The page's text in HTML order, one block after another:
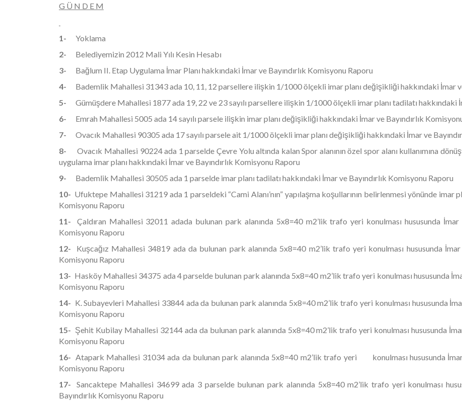
G Ü N D E M
1- Yoklama
2- Belediyemizin 2012 Mali Yılı Kesin Hesabı
3- Bağlum II. Etap Uygulama İmar Planı hakkındaki İmar ve Bayındırlık Komisyonu Raporu
4- Bademlik Mahallesi 31343 ada 10, 11, 12 parsellere ilişkin 1/1000 ölçekli imar planı değişikliği hakkındaki İmar
5- Gümüşdere Mahallesi 1877 ada 19, 22 ve 23 sayılı parsellere ilişkin 1/1000 ölçekli imar planı tadilatı hakkındaki
6- Emrah Mahallesi 5005 ada 14 sayılı parsele ilişkin imar planı değişikliği hakkındaki İmar ve Bayındırlık
7- Ovacık Mahallesi 90305 ada 17 sayılı parsele ait 1/1000 ölçekli imar planı değişikliği hakkındaki İmar ve
8-Ovacık Mahallesi 90224 ada 1 parselde Çevre Yolu altında kalan Spor alanının özel spor alanı kullanımına
uygulama imar planı hakkındaki İmar ve Bayındırlık Komisyonu Raporu
9- Bademlik Mahallesi 30505 ada 1 parselde imar planı tadilatı hakkındaki İmar ve Bayındırlık Komisyonu Raporu
10- Ufuktepe Mahallesi 31219 ada 1 parseldeki “Cami Alanı’nın” yapılaşma koşullarının belirlenmesi yönünde imar
Komisyonu Raporu
11- Çaldıran Mahallesi 32011 adada bulunan park alanında 5x8=40 m2’lik trafo yeri konulması hususunda İmar
Komisyonu Raporu
12- Kuşcağız Mahallesi 34819 ada da bulunan park alanında 5x8=40 m2’lik trafo yeri konulması hususunda İmar
Komisyonu Raporu
13- Hasköy Mahallesi 34375 ada 4 parselde bulunan park alanında 5x8=40 m2’lik trafo yeri konulması hususunda
Komisyonu Raporu
14- K. Subayevleri Mahallesi 33844 ada da bulunan park alanında 5x8=40 m2’lik trafo yeri konulması hususunda
Komisyonu Raporu
15- Şehit Kubilay Mahallesi 32144 ada da bulunan park alanında 5x8=40 m2’lik trafo yeri konulması hususunda
Komisyonu Raporu
16- Atapark Mahallesi 31034 ada da bulunan park alanında 5x8=40 m2’lik trafo yeri konulması hususunda İmar
Komisyonu Raporu
17-Sancaktepe Mahallesi 34699 ada 3 parselde bulunan park alanında 5x8=40 m2’lik trafo yeri konulması
Bayındırlık Komisyonu Raporu